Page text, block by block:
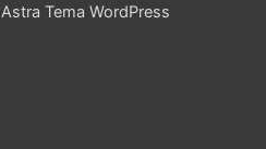
Astra Tema WordPress